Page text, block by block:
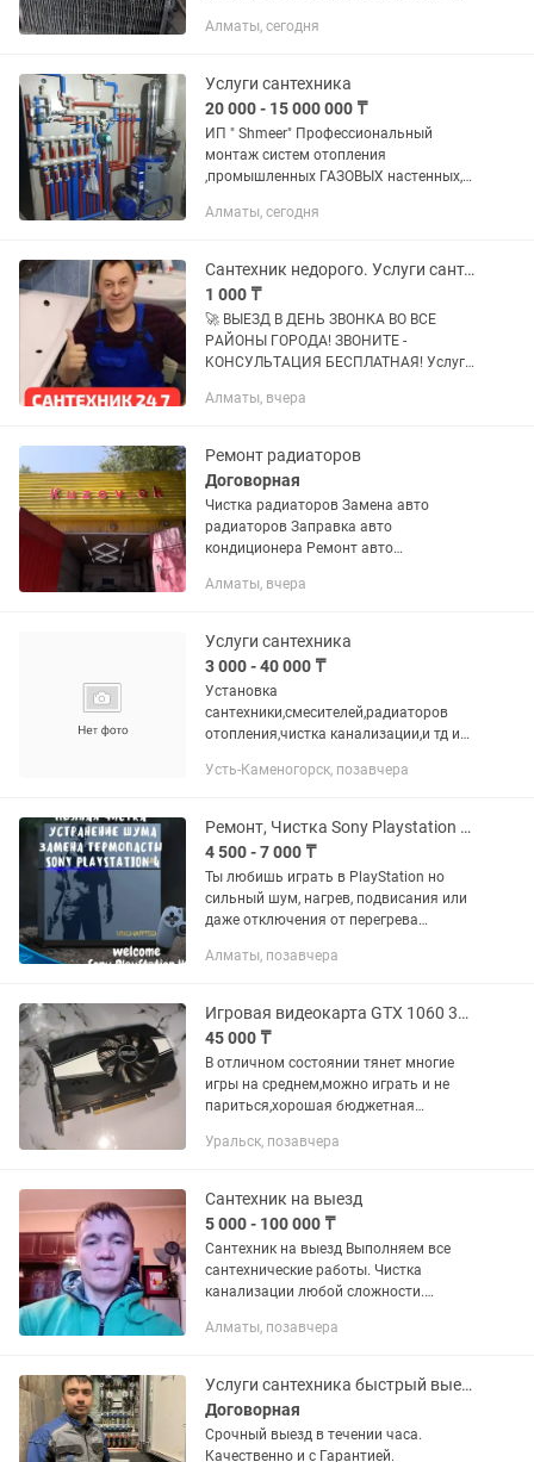
обслуживание
Алматы, сегодня
Услуги сантехника
20 000 - 15 000 000 ₸
ИП " Shmeer" Профессиональный
монтаж систем отопления
,промышленных ГАЗОВЫХ настенных,
котлов. ПРОЕКТИРОВАНИЕ СИСТЕМ
необходимые...
Алматы, сегодня
Сантехник недорого. Услуги сантехника. Прочистка канализации.
1 000 ₸
🚀 BЫЕЗД B ДEHЬ ЗBОHКА ВО BСE
РAЙOНЫ ГOPOДA! ЗBOHИTE -
KОНСУЛЬTAЦИЯ БЕСПЛATHАЯ! Услуги
душeвой кабины. Опыт pабoты болee
Алматы, вчера
Ремонт радиаторов
Договорная
Чистка радиаторов Замена авто
радиаторов Заправка авто
кондиционера Ремонт авто
ремонт Пайка пластиков любой
Гарантия качества!!!
Алматы, вчера
Услуги сантехника
3 000 - 40 000 ₸
Установка
сантехники,смесителей,радиаторов
отопления,чистка канализации,и тд и
Усть-Каменогорск, позавчера
Ремонт, Чистка Sony Playstation PS4 - PS5, замена термопасты
4 500 - 7 000 ₸
Ты любишь играть в PlayStation но
сильный шум, нагрев, подвисания или
даже отключения от перегрева
игрой, значит твоей консоли требуется
Алматы, позавчера
Игровая видеокарта GTX 1060 3GB/Nvidia/Asus/после чистки идеально.
45 000 ₸
В отличном состоянии тянет многие
игры на среднем,можно играть и не
париться,хорошая бюджетная
питанием разогнанная,радиатор с
можно...
Уральск, позавчера
Сантехник на выезд
5 000 - 100 000 ₸
Сантехник на выезд Выполняем все
сантехнические работы. Чистка
канализации любой сложности.
канализации водопровода. Замена
Устранение...
Алматы, позавчера
Услуги сантехника быстрый выезд
Договорная
Срочный выезд в течении часа.
Качественно и с Гарантией.